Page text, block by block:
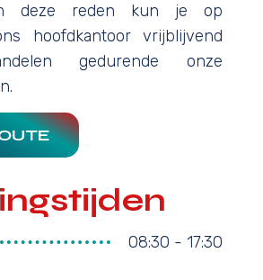
deze reden kun je op
hoofdkantoor vrijblijvend
gedurende onze
08:30 - 17:30